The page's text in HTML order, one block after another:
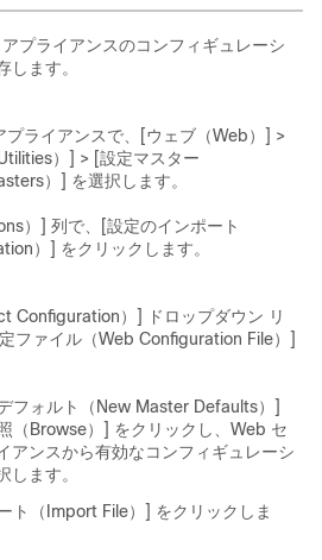
プライアンスのコンフィギュレーシ
します。
プライアンスで、[ウェブ（Web）] >
）] > [設定マスター
）] を選択します。
）] 列で、[設定のインポート
）] をクリックします。
Configuration）] ドロップダウン リ
ファイル（Web Configuration File）]
フォルト（New Master Defaults）]
（Browse）] をクリックし、Web セ
アンスから有効なコンフィギュレーシ
します。
ト（Import File）] をクリックしま